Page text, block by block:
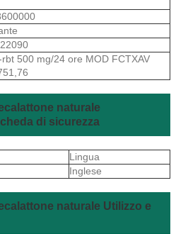
500 mg/24 ore MOD FCTXAV
naturale
di sicurezza
Lingua
Inglese
naturale Utilizzo e